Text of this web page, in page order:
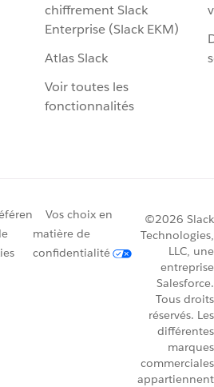
chiffrement Slack
Enterprise (Slack EKM)
Atlas Slack
Voir toutes les
fonctionnalités
Vos choix en
matière de
confidentialité
©2026 Slack
Technologies,
LLC, une
entreprise
Salesforce.
Tous droits
réservés. Les
différentes
marques
commerciales
appartiennent